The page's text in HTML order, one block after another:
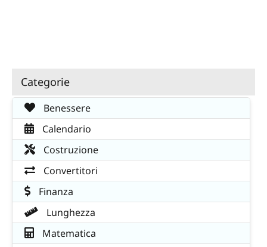
Categorie
Benessere
Calendario
Costruzione
Convertitori
Finanza
Lunghezza
Matematica